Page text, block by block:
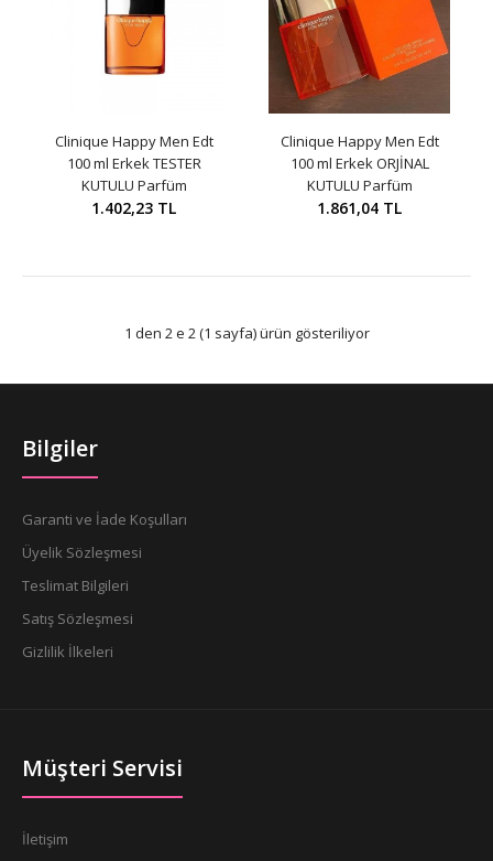
Clinique Happy Men Edt
100 ml Erkek TESTER
KUTULU Parfüm
1.402,23 TL
Clinique Happy Men Edt
100 ml Erkek ORJİNAL
KUTULU Parfüm
1.861,04 TL
1 den 2 e 2 (1 sayfa) ürün gösteriliyor
Bilgiler
Garanti ve İade Koşulları
Üyelik Sözleşmesi
Teslimat Bilgileri
Satış Sözleşmesi
Gizlilik İlkeleri
Müşteri Servisi
İletişim